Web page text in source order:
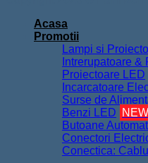
Acasa
Promotii
Lampi si
Intrerupatoare &
Proiectoare LED
Incarcatoare
Surse de
Benzi LED
NEW
Butoane
Conectori
Conectica: